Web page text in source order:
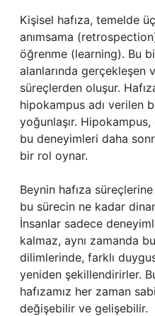
Kişisel hafıza, temelde
anımsama
öğrenme (learning). Bu
alanlarında gerçekleşen
süreçlerden oluşur.
hipokampus adı verilen
yoğunlaşır.
bu deneyimleri daha
bir rol oynar.
Beynin hafıza
bu sürecin ne kadar
İnsanlar sadece
kalmaz, aynı zamanda
dilimlerinde, farklı
yeniden şekillendirirler.
hafızamız her zaman
değişebilir ve gelişebilir.